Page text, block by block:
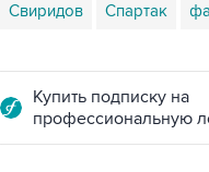
Свиридов Спартак
Купить подписку на
профессиональную